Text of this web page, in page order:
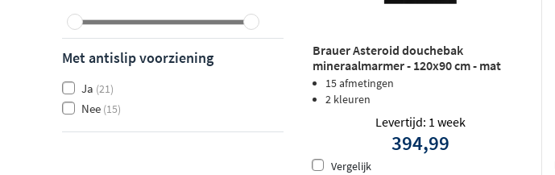
Met antislip voorziening
Ja (21)
Nee (15)
Brauer Asteroid douchebak
mineraalmarmer - 120x90 cm - mat
zwart
15 afmetingen
2 kleuren
Levertijd: 1 week
394,99
Vergelijk